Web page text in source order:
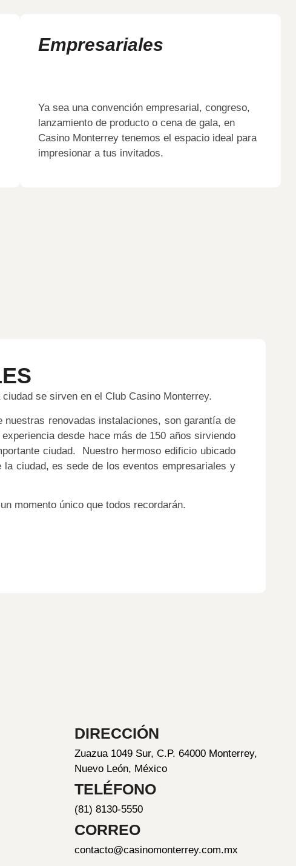
Empresariales
Ya sea una convención empresarial, congreso,
lanzamiento de producto o cena de gala, en
Casino Monterrey tenemos el espacio ideal para
impresionar a tus invitados.
se sirven en el Club Casino Monterrey.
renovadas instalaciones, son garantía de
desde hace más de 150 años sirviendo
ciudad. Nuestro hermoso edificio ubicado
ciudad, es sede de los eventos empresariales y
momento único que todos recordarán.
DIRECCIÓN
Zuazua 1049 Sur, C.P. 64000 Monterrey,
Nuevo León, México
TELÉFONO
(81) 8130-5550
CORREO
contacto@casinomonterrey.com.mx